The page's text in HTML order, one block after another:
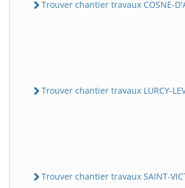
Trouver chantier travaux COSNE-
Trouver chantier travaux LURCY-
Trouver chantier travaux SAINT-